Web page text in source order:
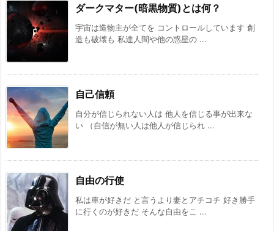
ダークマター(暗黒物質)とは何？
宇宙は造物主が全てを コントロールしています 創
造も破壊も 私達人間や他の惑星の ...
自己信頼
自分が信じられない人は 他人を信じる事が出来な
い （自信が無い人は他人が信じられ ...
自由の行使
私は車が好きだ と言うより妻とアチコチ 好き勝手
に行くのが好きだ そんな自由をこ ...